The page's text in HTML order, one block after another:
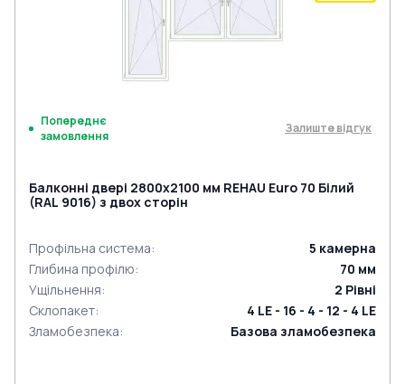
Попереднє
замовлення
Залиште відгук
Балконні двері 2800x2100 мм REHAU Euro 70 Білий
(RAL 9016) з двох сторін
Профільна система: 5 камерна
Глибина профілю: 70 мм
Ущільнення: 2 Рівні
Склопакет:
4 LE - 16 - 4 - 12 - 4 LE
Зламобезпека: Базова зламобезпека